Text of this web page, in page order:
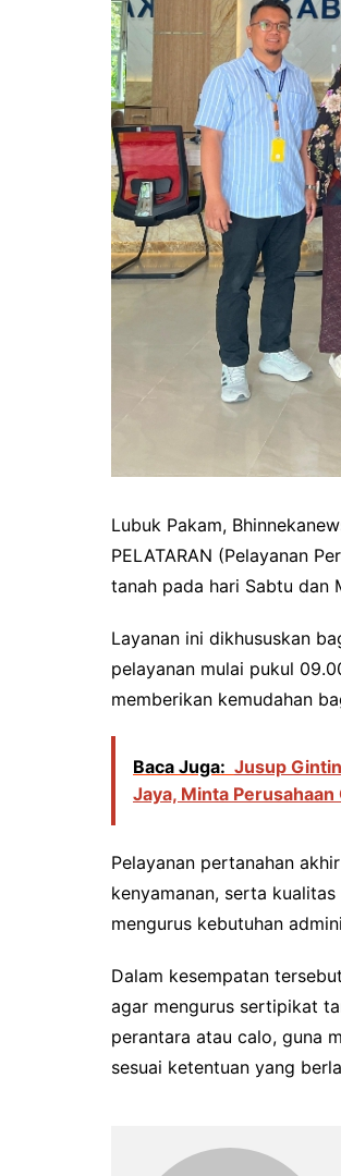
Lubuk Pakam,
PELATARAN (Pelayanan
tanah pada hari Sabtu dan
Layanan ini dikhususkan
pelayanan mulai pukul
memberikan kemudahan
Baca Juga: Jusup
Jaya, Minta Perusahaan
Pelayanan pertanahan
kenyamanan, serta
mengurus kebutuhan
Dalam kesempatan
agar mengurus sertipikat
perantara atau calo, guna
sesuai ketentuan yang